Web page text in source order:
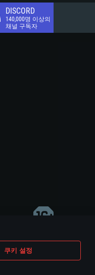
쿠키 설정
DISCORD
140,000명 이상의
채널 구독자